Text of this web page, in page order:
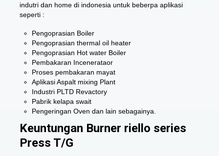
indutri dan home di indonesia untuk beberpa aplikasi
seperti :
Pengoprasian Boiler
Pengoprasian thermal oil heater
Pengoprasian Hot water Boiler
Pembakaran Incenerataor
Proses pembakaran mayat
Aplikasi Aspalt mixing Plant
Industri PLTD Revactory
Pabrik kelapa swait
Pengeringan Oven dan lain sebagainya.
Keuntungan Burner riello series
Press T/G